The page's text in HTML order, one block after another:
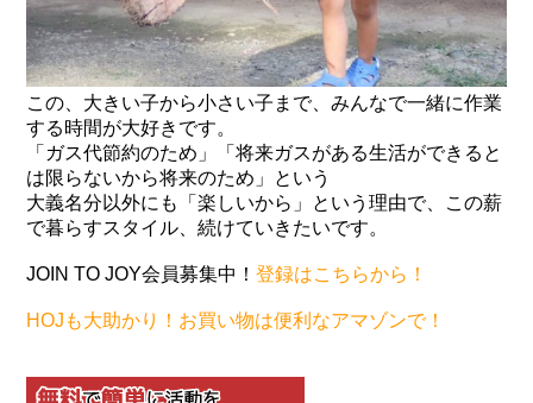
この、大きい子から小さい子まで、みんなで一緒に作業
する時間が大好きです。
「ガス代節約のため」「将来ガスがある生活ができると
は限らないから将来のため」という
大義名分以外にも「楽しいから」という理由で、この薪
で暮らすスタイル、続けていきたいです。
JOIN TO JOY会員募集中！登録はこちらから！
HOJも大助かり！お買い物は便利なアマゾンで！